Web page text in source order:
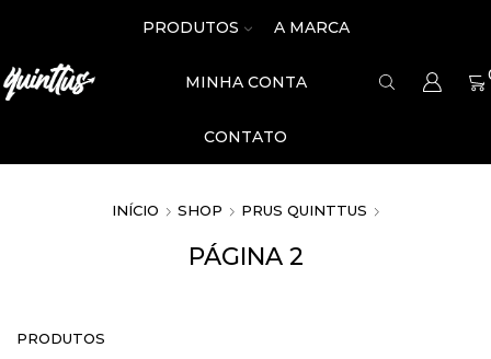
PRODUTOS A MARCA
MINHA CONTA
CONTATO
INÍCIO SHOP PRUS QUINTTUS
PÁGINA 2
PRODUTOS